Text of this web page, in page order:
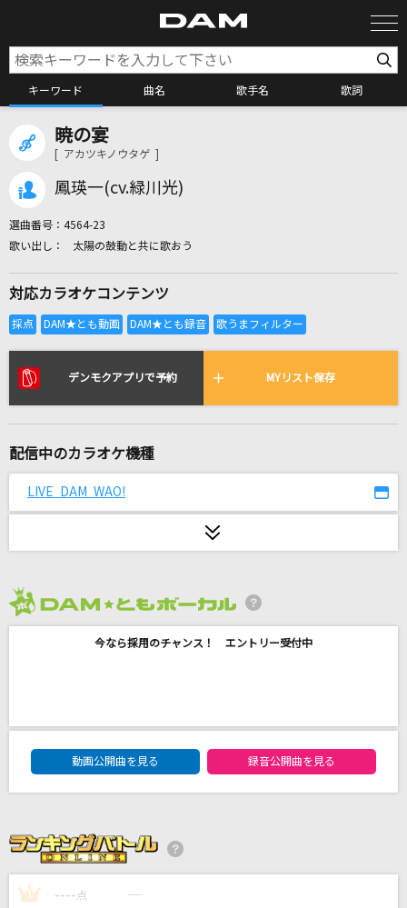
キーワード 曲名 歌手名 歌詞
カラオケ店舗検索
全国りれき
リアルタイムで歌われている曲の一覧
Rain
Little Busters!～TV animation ver.～
[生音]言えないよ
山野さと子、(台詞)大山のぶ代
チュルリラ チュルリラ ダッダッダ!
暁の宴
[ アカツキノウタゲ ]
鳳瑛一(cv.緑川光)
選曲番号： 4564-23
太陽の鼓動と共に歌おう
対応カラオケコンテンツ
デンモクアプリで予約 MYリスト保存
配信中のカラオケ機種
LIVE DAM WAO!
今なら採用のチャンス！ エントリー受付中
DAM★ともボーカルエントリーランキング
動画公開曲を見る
録音公開曲を見る
1 ---- 点 ----